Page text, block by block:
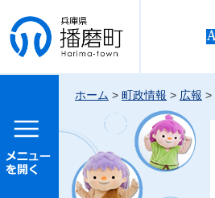
兵庫県 播
磨町
メニュー
ホーム > 町政情報 > 広報 >